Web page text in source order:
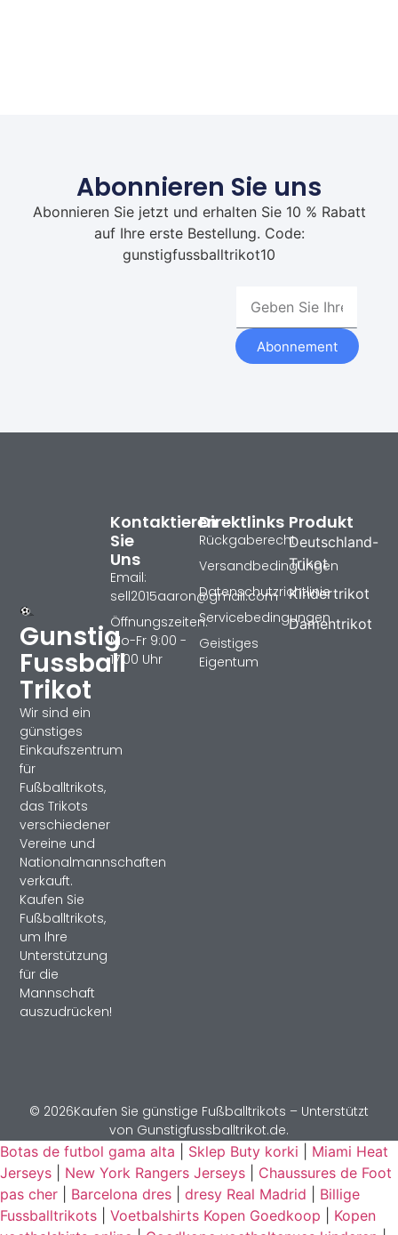
Abonnieren Sie uns
Abonnieren Sie jetzt und erhalten Sie 10 % Rabatt
auf Ihre erste Bestellung. Code:
gunstigfussballtrikot10
Abonnement
Gunstig
Fussball
Trikot
Wir sind ein
günstiges
Einkaufszentrum
für
Fußballtrikots,
das Trikots
verschiedener
Vereine und
Nationalmannschaften
verkauft.
Kaufen Sie
Fußballtrikots,
um Ihre
Unterstützung
für die
Mannschaft
auszudrücken!
Produkt
Deutschland-
Trikot
Kindertrikot
Damentrikot
Direktlinks
Rückgaberecht
Versandbedingungen
Datenschutzrichtlinie
Servicebedingungen
Geistiges
Eigentum
Kontaktieren
Sie
Uns
Email:
sell2015aaron@gmail.com
Öffnungszeiten:
Mo-Fr 9:00 -
17:00 Uhr
© 2026Kaufen Sie günstige Fußballtrikots – Unterstützt
von Gunstigfussballtrikot.de.
Botas de futbol gama alta
Sklep Buty korki
Miami Heat
Jerseys
New York Rangers Jerseys
Chaussures de Foot
pas cher
Barcelona dres dresy Real Madrid
Billige
Fussballtrikots
Voetbalshirts Kopen Goedkoop
Kopen